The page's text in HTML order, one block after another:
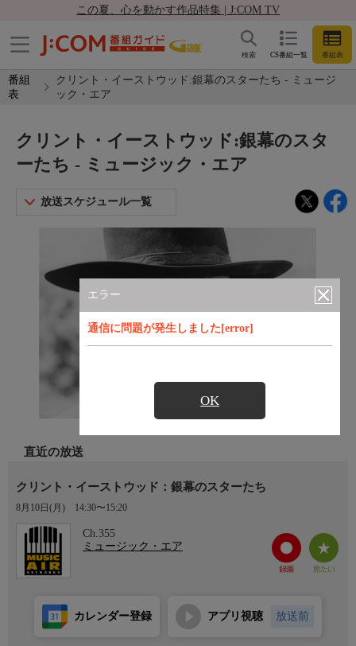
この夏、心を動かす作品特集 | J:COM TV
CS番組一覧 番組表
検索
番組
表
クリント・イーストウッド:銀幕のスターたち - ミュージ
ック・エア
エラー
通信に問題が発生しました[error]
OK
クリント・イーストウッド:銀幕のスタ
ーたち - ミュージック・エア
放送スケジュール一覧
直近の放送
クリント・イーストウッド：銀幕のスターたち
8月10日(月) 14:30〜15:20
Ch.355
ミュージック・エア
カレンダー登録 アプリ視聴 放送前